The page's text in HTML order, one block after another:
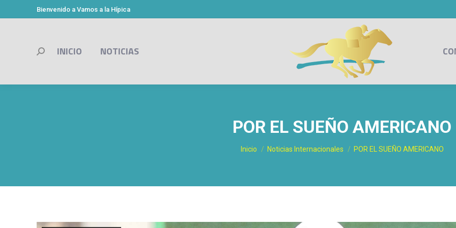
Bienvenido a Vamos a la Hípica
INICIO NOTICIAS
Buscar:
POR EL SUEÑO AMERICANO
Estás aquí:
Inicio Noticias Internacionales POR EL SUEÑO AMERICANO